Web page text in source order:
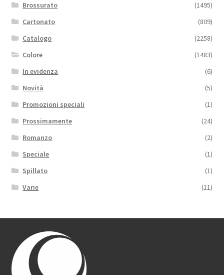
Brossurato
(1495)
Cartonato
(809)
Catalogo
(2258)
Colore
(1483)
In evidenza
(6)
Novità
(5)
Promozioni speciali
(1)
Prossimamente
(24)
Romanzo
(2)
Speciale
(1)
Spillato
(1)
Varie
(11)